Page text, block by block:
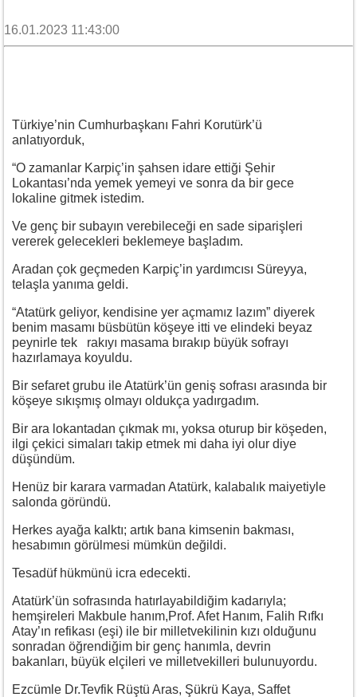
16.01.2023 11:43:00
Türkiye’nin Cumhurbaşkanı Fahri Korutürk’ü
anlatıyorduk,
“O zamanlar Karpiç’in şahsen idare ettiği Şehir
Lokantası’nda yemek yemeyi ve sonra da bir gece
lokaline gitmek istedim.
Ve genç bir subayın verebileceği en sade siparişleri
vererek gelecekleri beklemeye başladım.
Aradan çok geçmeden Karpiç’in yardımcısı Süreyya,
telaşla yanıma geldi.
“Atatürk geliyor, kendisine yer açmamız lazım” diyerek
benim masamı büsbütün köşeye itti ve elindeki beyaz
peynirle tek rakıyı masama bırakıp büyük sofrayı
hazırlamaya koyuldu.
Bir sefaret grubu ile Atatürk’ün geniş sofrası arasında bir
köşeye sıkışmış olmayı oldukça yadırgadım.
Bir ara lokantadan çıkmak mı, yoksa oturup bir köşeden,
ilgi çekici simaları takip etmek mi daha iyi olur diye
düşündüm.
Henüz bir karara varmadan Atatürk, kalabalık maiyetiyle
salonda göründü.
Herkes ayağa kalktı; artık bana kimsenin bakması,
hesabımın görülmesi mümkün değildi.
Tesadüf hükmünü icra edecekti.
Atatürk’ün sofrasında hatırlayabildiğim kadarıyla;
hemşireleri Makbule hanım,Prof. Afet Hanım, Falih Rıfkı
Atay’ın refikası (eşi) ile bir milletvekilinin kızı olduğunu
sonradan öğrendiğim bir genç hanımla, devrin
bakanları, büyük elçileri ve milletvekilleri bulunuyordu.
Ezcümle Dr.Tevfik Rüştü Aras, Şükrü Kaya, Saffet